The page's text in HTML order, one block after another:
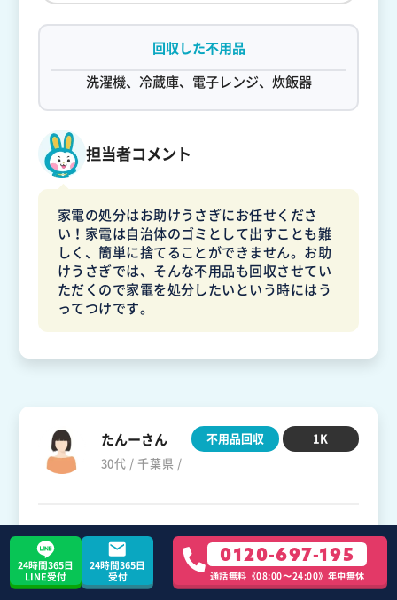
回収した不用品
洗濯機、冷蔵庫、電子レンジ、炊飯器
担当者コメント
家電の処分はお助けうさぎにお任せくださ
い！家電は自治体のゴミとして出すことも難
しく、簡単に捨てることができません。お助
けうさぎでは、そんな不用品も回収させてい
ただくので家電を処分したいという時にはう
ってつけです。
たんーさん
30代 / 千葉県 /
不用品回収 1K
LINE受付が楽でした。コストも思ったよりか
からず満足です。
24時間365日
LINE受付
24時間365日
受付
0120-697-195
通話無料《08:00〜24:00》年中無休